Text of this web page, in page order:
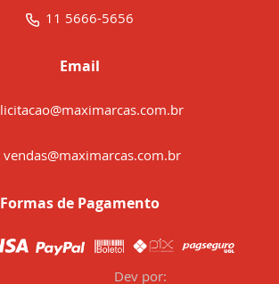
11 5666-5656
Email
licitacao@maximarcas.com.br
vendas@maximarcas.com.br
Formas de Pagamento
Dev por: